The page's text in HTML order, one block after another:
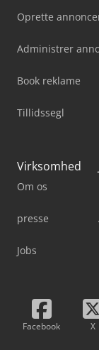
Oprette
Administrer
Book reklame
Tillidssegl
Virksomhed
Om os
presse
Jobs
Facebook X